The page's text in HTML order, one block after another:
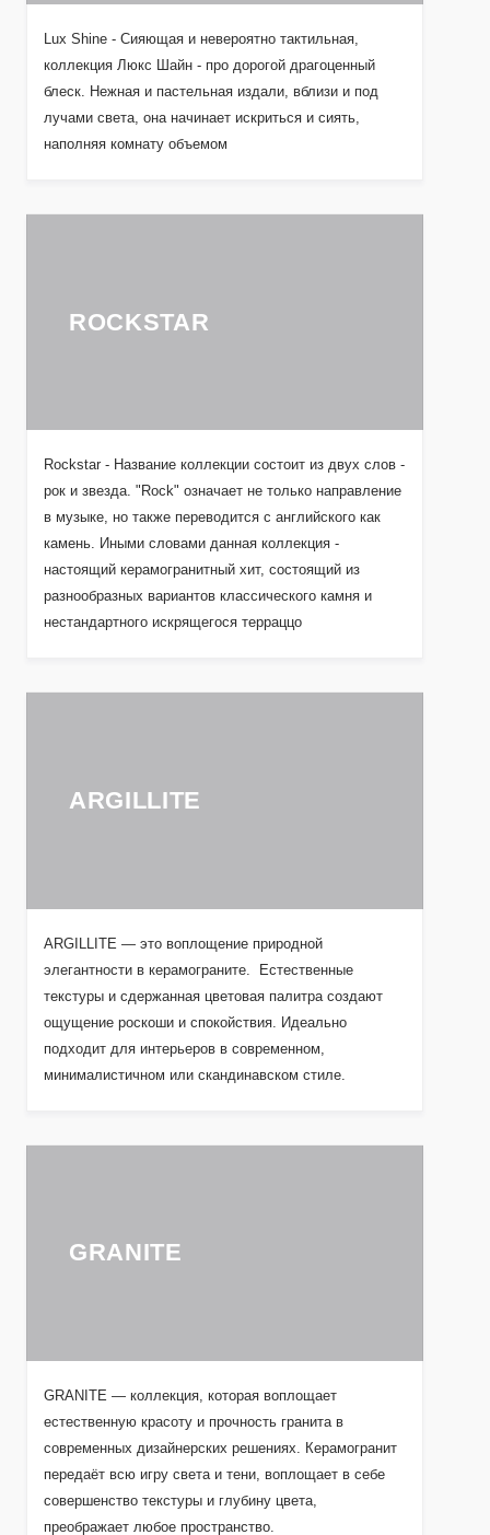
Lux Shine - Сияющая и невероятно тактильная,
коллекция Люкс Шайн - про дорогой драгоценный
блеск. Нежная и пастельная издали, вблизи и под
лучами света, она начинает искриться и сиять,
наполняя комнату объемом
ROCKSTAR
Rockstar - Название коллекции состоит из двух слов -
рок и звезда. "Rock" означает не только направление
в музыке, но также переводится с английского как
камень. Иными словами данная коллекция -
настоящий керамогранитный хит, состоящий из
разнообразных вариантов классического камня и
нестандартного искрящегося терраццо
ARGILLITE
ARGILLITE — это воплощение природной
элегантности в керамограните. Естественные
текстуры и сдержанная цветовая палитра создают
ощущение роскоши и спокойствия. Идеально
подходит для интерьеров в современном,
минималистичном или скандинавском стиле.
GRANITE
GRANITE — коллекция, которая воплощает
естественную красоту и прочность гранита в
современных дизайнерских решениях. Керамогранит
передаёт всю игру света и тени, воплощает в себе
совершенство текстуры и глубину цвета,
преображает любое пространство.